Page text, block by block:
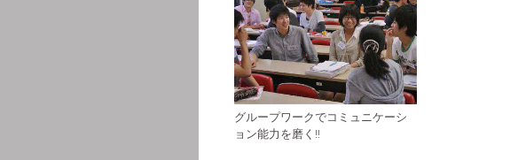
グループワークでコミュニケーシ
ョン能力を磨く!!